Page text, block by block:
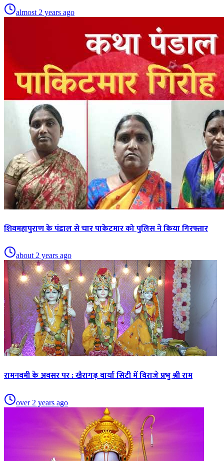
almost 2 years ago
शिवमहापुराण के पंडाल से चार पाकेटमार को पुलिस ने किया गिरफ्तार
about 2 years ago
रामनवमी के अवसर पर : खैरागढ़ वार्या सिटी में विराजे प्रभु श्री राम
over 2 years ago